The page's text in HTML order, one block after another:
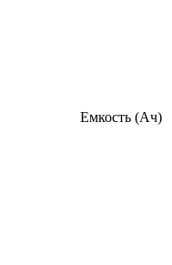
Емкость (Ач)